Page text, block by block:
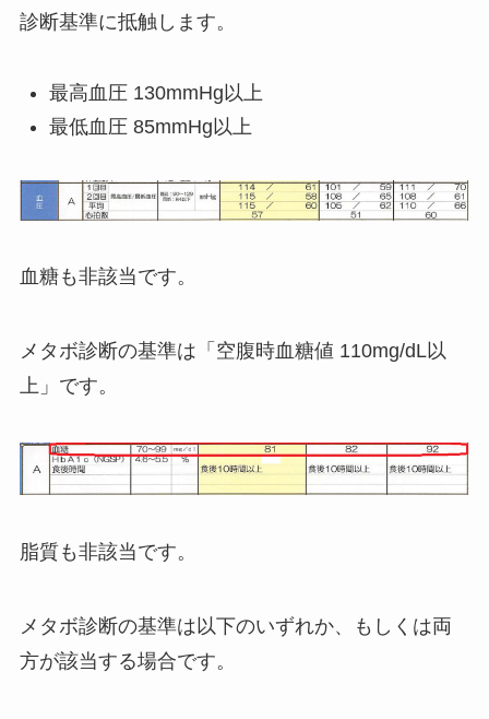
診断基準に抵触します。
最高血圧 130mmHg以上
最低血圧 85mmHg以上
血糖も非該当です。
メタボ診断の基準は「空腹時血糖値 110mg/dL以
上」です。
脂質も非該当です。
メタボ診断の基準は以下のいずれか、もしくは両
方が該当する場合です。